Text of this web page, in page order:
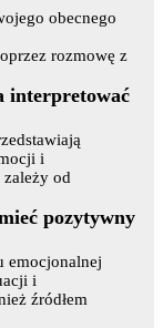
obecnego
rozmowę z
interpretować
i
od
pozytywny
emocjonalnej
i
źródłem